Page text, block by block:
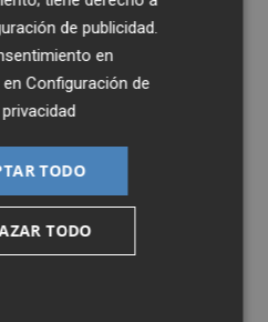
de alquiler, la
de alquiler con
a la
viviendas que
un tiempo o la
del Hábitat.
ley
es lo que necesita el
de publicidad.
en
enConfiguración de
TODO
TODO